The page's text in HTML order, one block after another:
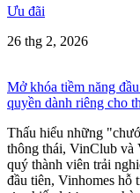
Ưu đãi
26 thg 2, 2026
Mở khóa tiềm năng
quyền dành riêng cho
Thấu hiểu những
thông thái, VinClub và
quý thành viên trải
đầu tiên, Vinhomes hỗ